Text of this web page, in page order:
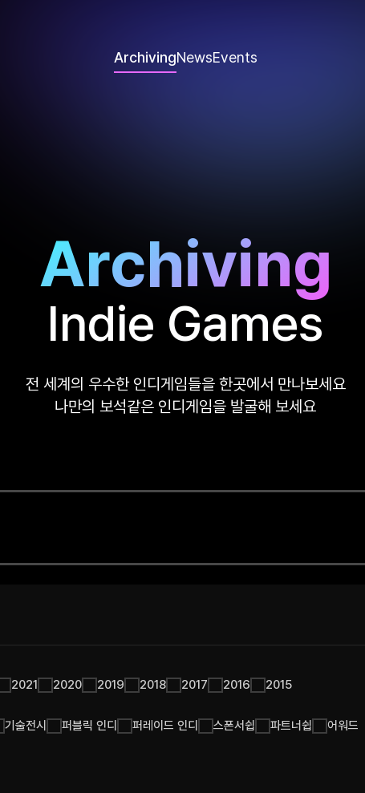
ArchivingNewsEvents
Archiving
Indie Games
전 세계의 우수한 인디게임들을 한곳에서 만나보세요
나만의 보석같은 인디게임을 발굴해 보세요
2021 2020 2019 2018 2017 2016 2015
기술전시 퍼블릭 인디 퍼레이드 인디 스폰서쉽 파트너쉽 어워드